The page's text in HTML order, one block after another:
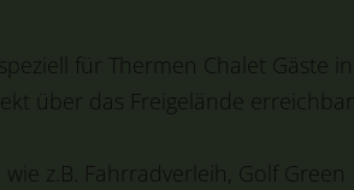
speziell für Thermen Chalet Gäste in
über das Freigelände erreichbar!
, wie z.B. Fahrradverleih, Golf Green